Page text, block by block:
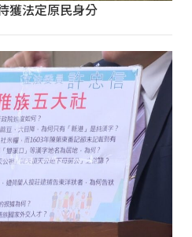
獲法定原民身分